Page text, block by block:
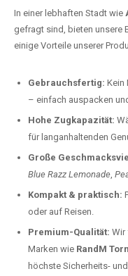
In einer lebhaften Stadt wie
gefragt sind, bieten unsere
einige Vorteile unserer
Gebrauchsfertig: Kein
– einfach auspacken
Hohe Zugkapazität:
für langanhaltenden
Große
Blue Razz Lemonade,
Kompakt & praktisch:
oder auf Reisen.
Premium-Qualität: Wir
Marken wie RandM
höchste Sicherheits-